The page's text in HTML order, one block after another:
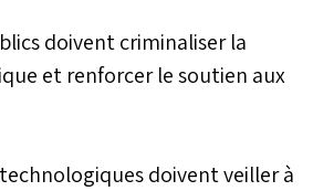
doivent criminaliser la
et renforcer le soutien aux
doivent veiller à